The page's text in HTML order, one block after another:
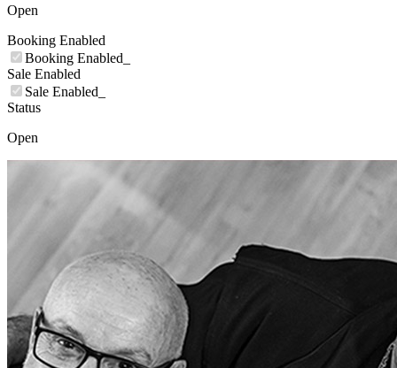
Open
Booking Enabled
Booking Enabled_
Sale Enabled
Sale Enabled_
Status
Open